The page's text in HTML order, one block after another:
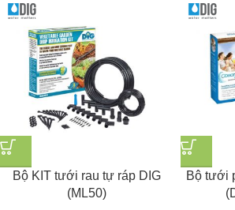
Bộ KIT tưới rau tự ráp DIG
(ML50)
Bộ tưới